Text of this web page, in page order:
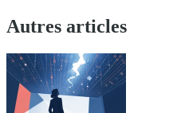
Autres articles